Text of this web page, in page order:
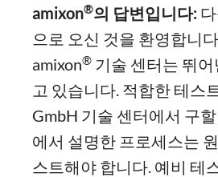
amixon®의 답변입니다:
으로 오신 것을 환영합니
amixon® 기술 센터는 뛰
고 있습니다. 적합한 테스
GmbH 기술 센터에서 구
에서 설명한 프로세스는
스트해야 합니다. 예비 테